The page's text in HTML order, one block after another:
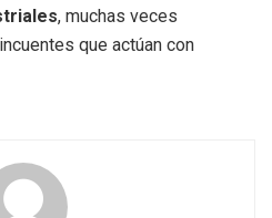
, muchas veces
que actúan con